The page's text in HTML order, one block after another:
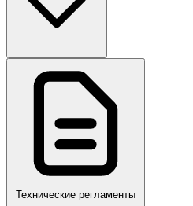
ПР,Р,ПМГ,РМГ
Технические регламенты